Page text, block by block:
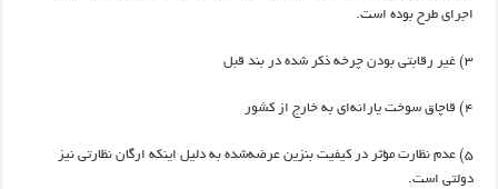
اجرای طرح بوده است.
3) غیر رقابتی بودن چرخه ذکر شده در بند قبل
4) قاچاق سوخت یارانه‌ای به خارج از کشور
5) عدم نظارت مؤثر در کیفیت بنزین عرضه‌شده به دلیل اینکه ارگان نظارتی نیز
دولتی است.